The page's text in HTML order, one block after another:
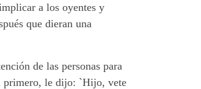
a los oyentes y
que dieran una
de las personas para
primero, le dijo: `Hijo, vete